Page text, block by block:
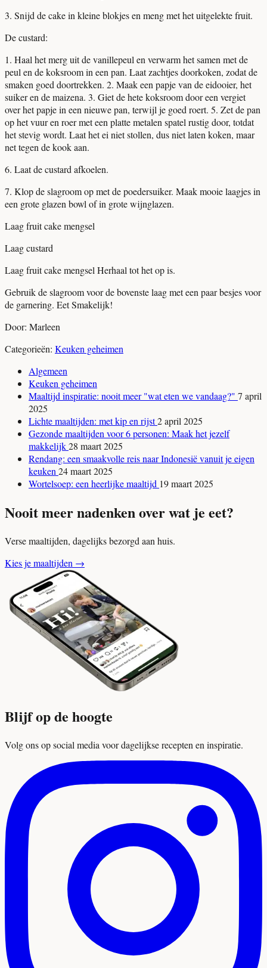
3. Snijd de cake in kleine blokjes en meng met het uitgelekte fruit.
De custard:
1. Haal het merg uit de vanillepeul en verwarm het samen met de
peul en de koksroom in een pan. Laat zachtjes doorkoken, zodat de
smaken goed doortrekken. 2. Maak een papje van de eidooier, het
suiker en de maizena. 3. Giet de hete koksroom door een vergiet
over het papje in een nieuwe pan, terwijl je goed roert. 5. Zet de pan
op het vuur en roer met een platte metalen spatel rustig door, totdat
het stevig wordt. Laat het ei niet stollen, dus niet laten koken, maar
net tegen de kook aan.
6. Laat de custard afkoelen.
7. Klop de slagroom op met de poedersuiker. Maak mooie laagjes in
een grote glazen bowl of in grote wijnglazen.
Laag fruit cake mengsel
Laag custard
Laag fruit cake mengsel Herhaal tot het op is.
Gebruik de slagroom voor de bovenste laag met een paar besjes voor
de garnering. Eet Smakelijk!
Door: Marleen
Categorieën: Keuken geheimen
Algemeen
Keuken geheimen
Maaltijd inspiratie: nooit meer "wat eten we vandaag?" 7 april
2025
Lichte maaltijden: met kip en rijst2 april 2025
Gezonde maaltijden voor 6 personen: Maak het jezelf
makkelijk28 maart 2025
Rendang: een smaakvolle reis naar Indonesië vanuit je eigen
keuken 24 maart 2025
Wortelsoep: een heerlijke maaltijd 19 maart 2025
Nooit meer nadenken over wat je eet?
Verse maaltijden, dagelijks bezorgd aan huis.
Kies je maaltijden →
Blijf op de hoogte
Volg ons op social media voor dagelijkse recepten en inspiratie.